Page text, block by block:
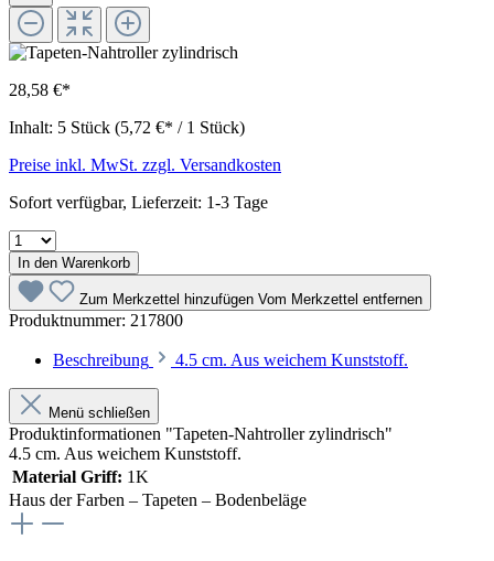
28,58 €*
Inhalt: 5 Stück (5,72 €* / 1 Stück)
Preise inkl. MwSt. zzgl. Versandkosten
Sofort verfügbar, Lieferzeit: 1-3 Tage
In den Warenkorb
Zum Merkzettel hinzufügen Vom Merkzettel entfernen
Produktnummer: 217800
Beschreibung 4.5 cm. Aus weichem Kunststoff.
Menü schließen
Produktinformationen "Tapeten-Nahtroller zylindrisch"
4.5 cm. Aus weichem Kunststoff.
Material Griff: 1K
Haus der Farben – Tapeten – Bodenbeläge